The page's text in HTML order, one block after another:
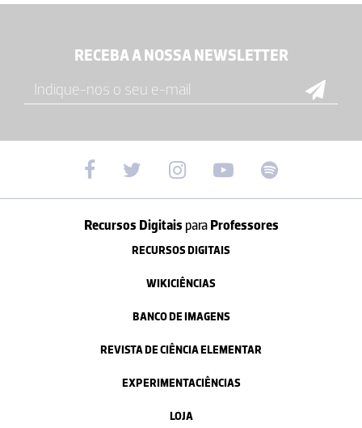
RECEBA A NOSSA NEWSLETTER
Recursos Digitais paraProfessores
RECURSOS DIGITAIS
WIKICIÊNCIAS
BANCO DE IMAGENS
REVISTA DE CIÊNCIA ELEMENTAR
EXPERIMENTACIÊNCIAS
LOJA